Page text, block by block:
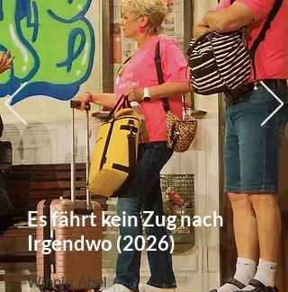
Es fährt kein Zug nach
Irgendwo (2026)
Winnie Abel